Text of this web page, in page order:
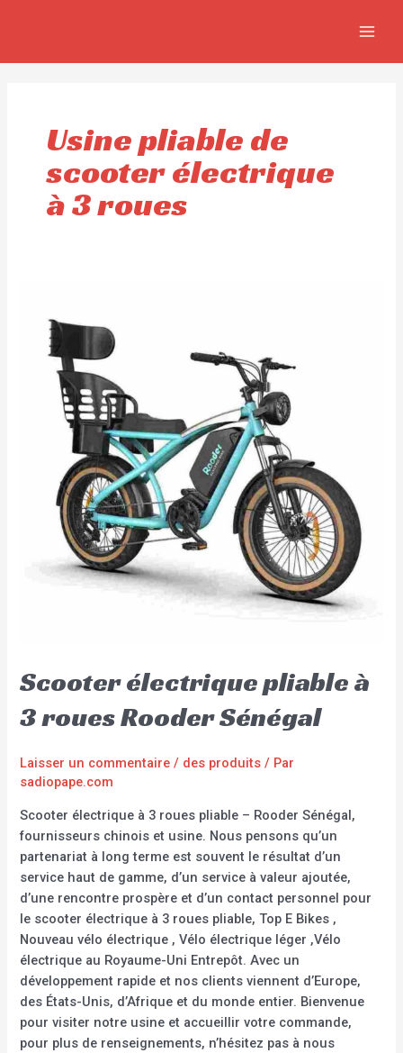
Usine pliable de
scooter électrique
à 3 roues
Scooter électrique pliable à
3 roues Rooder Sénégal
Laisser un commentaire / des produits / Par
sadiopape.com
Scooter électrique à 3 roues pliable – Rooder Sénégal,
fournisseurs chinois et usine. Nous pensons qu’un
partenariat à long terme est souvent le résultat d’un
service haut de gamme, d’un service à valeur ajoutée,
d’une rencontre prospère et d’un contact personnel pour
le scooter électrique à 3 roues pliable, Top E Bikes ,
Nouveau vélo électrique , Vélo électrique léger ,Vélo
électrique au Royaume-Uni Entrepôt. Avec un
développement rapide et nos clients viennent d’Europe,
des États-Unis, d’Afrique et du monde entier. Bienvenue
pour visiter notre usine et accueillir votre commande,
pour plus de renseignements, n’hésitez pas à nous